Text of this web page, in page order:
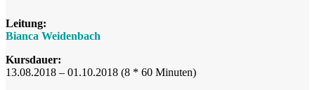
Leitung:
Bianca Weidenbach
Kursdauer:
13.08.2018 – 01.10.2018 (8 * 60 Minuten)